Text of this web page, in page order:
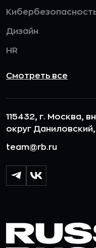
Дизайн
HR
Смотреть все
115432, г. Москва,
округ
team@rb.ru